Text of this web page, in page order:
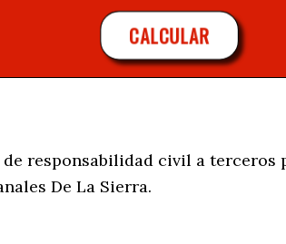
CALCULAR
responsabilidad civil a terceros
De La Sierra.